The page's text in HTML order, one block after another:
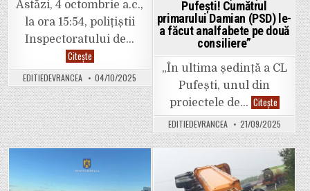
Astăzi, 4 octombrie a.c.,
la ora 15:54, polițiștii
Inspectoratului de…
CiteșteVideo.
Dramă
la
Mărășești.
Un
copil
de
3
ani
a
fost
posibil
după
EDITIEDEVRANCEA 04/10/2025
Pufești! Cumătrul
primarului Damian (PSD) le-
a făcut analfabete pe două
consiliere”
„În ultima ședință a CL
Pufești, unul din
proiectele de… CiteșteVocea
„Limbaj
suburban
în
ședința
CL
Pufești!
Cumătrul
EDITIEDEVRANCEA 21/09/2025
Posted
Posted